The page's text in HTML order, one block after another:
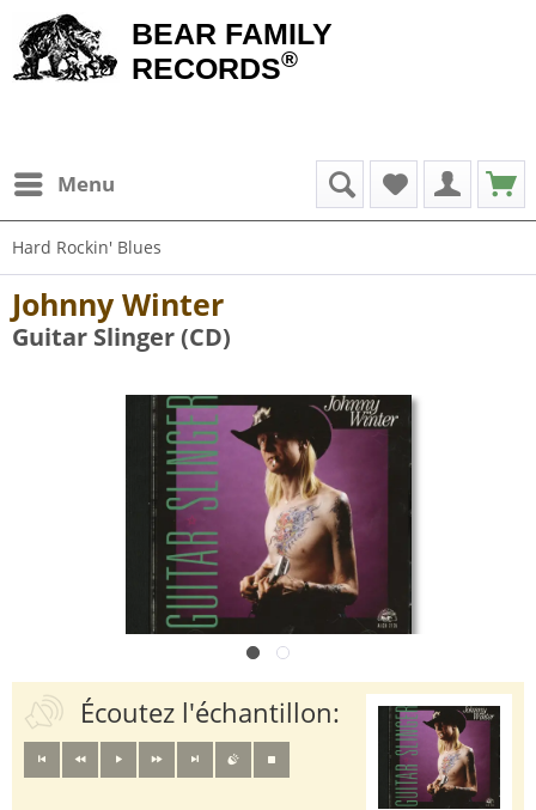
BEAR FAMILY
RECORDS®
Menu
Hard Rockin' Blues
Johnny Winter
Guitar Slinger (CD)
Écoutez l'échantillon: